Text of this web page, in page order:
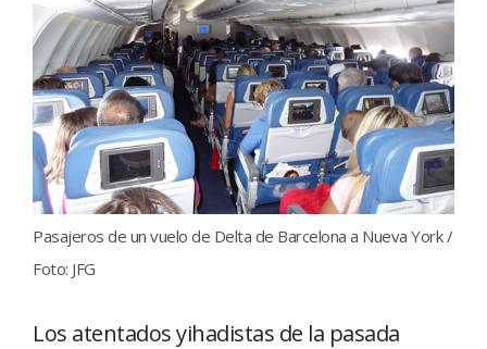
Pasajeros de un vuelo de Delta de Barcelona a Nueva York /
Foto: JFG
Los atentados yihadistas de la pasada